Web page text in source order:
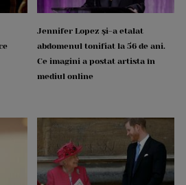
Jennifer Lopez și-a etalat
abdomenul tonifiat la 56 de ani.
Ce imagini a postat artista în
mediul online